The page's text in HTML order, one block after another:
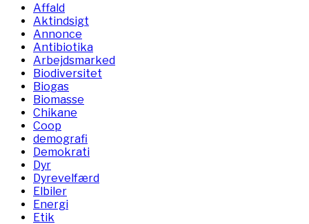
Affald
Aktindsigt
Annonce
Antibiotika
Arbejdsmarked
Biodiversitet
Biogas
Biomasse
Chikane
Coop
demografi
Demokrati
Dyr
Dyrevelfærd
Elbiler
Energi
Etik